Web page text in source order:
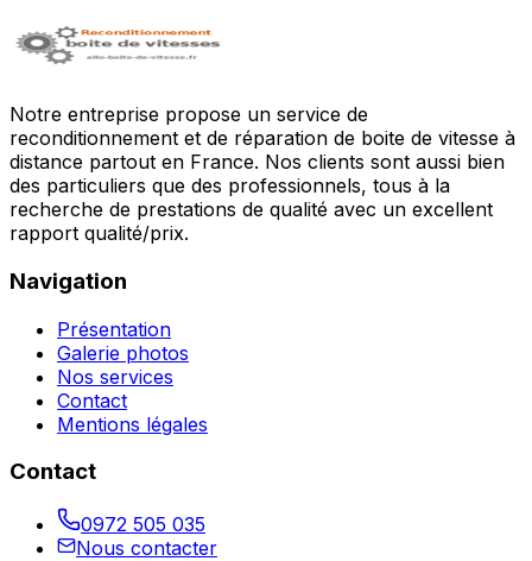
Notre entreprise propose un service de
reconditionnement et de réparation de boite de vitesse à
distance partout en France. Nos clients sont aussi bien
des particuliers que des professionnels, tous à la
recherche de prestations de qualité avec un excellent
rapport qualité/prix.
Navigation
Présentation
Galerie photos
Nos services
Contact
Mentions légales
Contact
0972 505 035
Nous contacter